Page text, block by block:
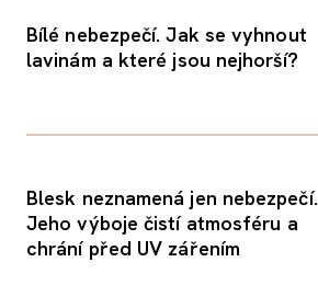
Bílé nebezpečí. Jak se vyhnout
lavinám a které jsou nejhorší?
Blesk neznamená jen nebezpečí.
Jeho výboje čistí atmosféru a
chrání před UV zářením